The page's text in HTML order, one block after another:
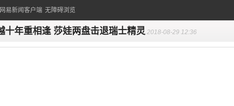
易新闻客户端 无障碍浏览
十年重相逢 莎娃两盘击退瑞士精灵 2018-08-29 12:36